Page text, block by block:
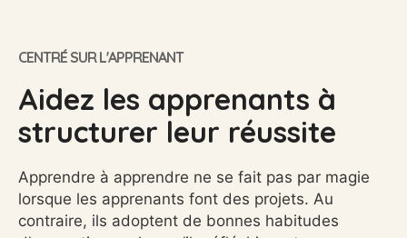
CENTRÉ SUR L'APPRENANT
Aidez les apprenants à
structurer leur réussite
Apprendre à apprendre ne se fait pas par magie
lorsque les apprenants font des projets. Au
contraire, ils adoptent de bonnes habitudes